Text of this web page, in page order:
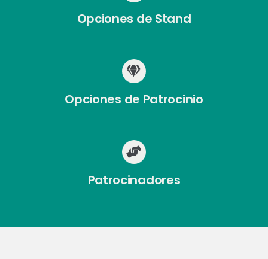
Opciones de Stand
Opciones de Patrocinio
Patrocinadores